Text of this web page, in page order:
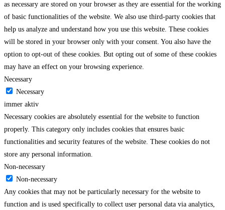
as necessary are stored on your browser as they are essential for the working
of basic functionalities of the website. We also use third-party cookies that
help us analyze and understand how you use this website. These cookies
will be stored in your browser only with your consent. You also have the
option to opt-out of these cookies. But opting out of some of these cookies
may have an effect on your browsing experience.
Necessary
Necessary
immer aktiv
Necessary cookies are absolutely essential for the website to function
properly. This category only includes cookies that ensures basic
functionalities and security features of the website. These cookies do not
store any personal information.
Non-necessary
Non-necessary
Any cookies that may not be particularly necessary for the website to
function and is used specifically to collect user personal data via analytics,